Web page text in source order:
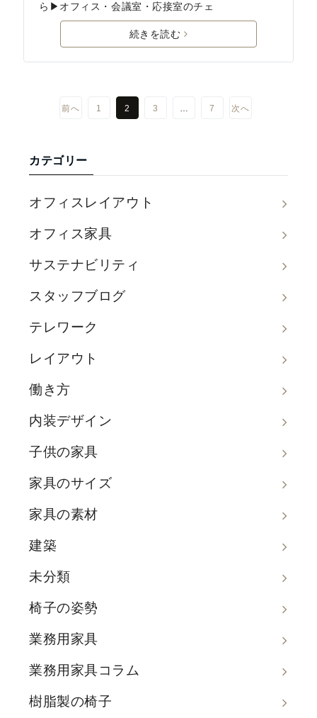
ら▶オフィス・会議室・応接室のチェ
続きを読む
前へ 1 2 3 … 7 次へ
カテゴリー
オフィスレイアウト
オフィス家具
サステナビリティ
スタッフブログ
テレワーク
レイアウト
働き方
内装デザイン
子供の家具
家具のサイズ
家具の素材
建築
未分類
椅子の姿勢
業務用家具
業務用家具コラム
樹脂製の椅子